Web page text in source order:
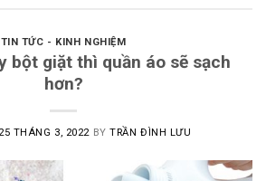
TIN TỨC - KINH NGHIỆM
bột giặt thì quần áo sẽ sạch
hơn?
25 THÁNG 3, 2022 BYTRẦN ĐÌNH LƯU